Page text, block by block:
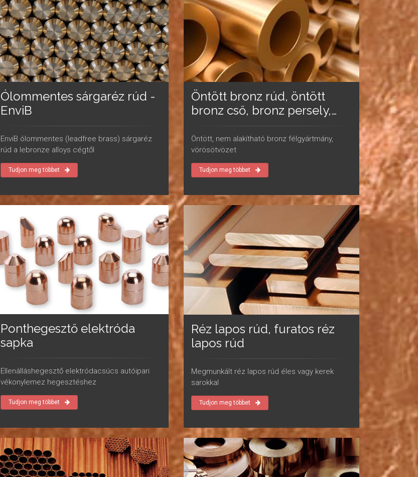
Ólommentes sárgaréz rúd -
EnviB
EnviB ólommentes (leadfree brass) sárgaréz
rúd a lebronze alloys cégtől
Tudjon meg többet
Öntött bronz rúd, öntött
bronz cső, bronz persely,
vörösötvözet
Öntött, nem alakítható bronz félgyártmány,
vörösötvözet
Tudjon meg többet
Ponthegesztő elektróda
sapka
Ellenálláshegesztő elektródacsúcs autóipari
vékonylemez hegesztéshez
Tudjon meg többet
Réz lapos rúd, furatos réz
lapos rúd
Megmunkált réz lapos rúd éles vagy kerek
sarokkal
Tudjon meg többet